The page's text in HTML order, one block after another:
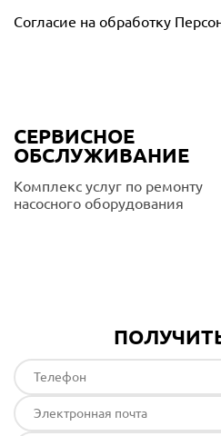
Согласие на обработку
СЕРВИСНОЕ
ОБСЛУЖИВАНИЕ
Комплекс услуг по ремонту
насосного оборудования